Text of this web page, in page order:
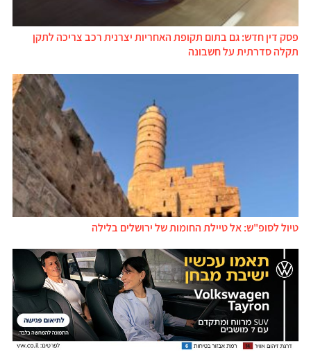
פסק דין חדש: גם בתום תקופת האחריות יצרנית רכב צריכה לתקן
תקלה סדרתית על חשבונה
טיול לסופ"ש: אל טיילת החומות של ירושלים בלילה